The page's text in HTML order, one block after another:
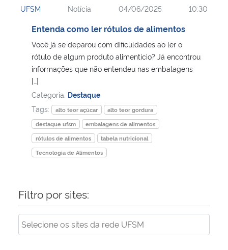
Ministério da Cidadania
Ministério de Minas e Energia
Ministério do Meio Ambiente
Ministério do Turismo
Controladoria-Geral da União
Ministério da Mulher, da Família e dos Direitos Humanos
UFSM Notícia 04/06/2025 10:30
Entenda como ler rótulos de alimentos
Você já se deparou com dificuldades ao ler o
rótulo de algum produto alimentício? Já encontrou
informações que não entendeu nas embalagens
[…]
Categoria: Destaque
Tags:
alto teor açúcar
alto teor gordura
destaque ufsm
embalagens de alimentos
rótulos de alimentos
tabela nutricional
Tecnologia de Alimentos
Filtro por sites: